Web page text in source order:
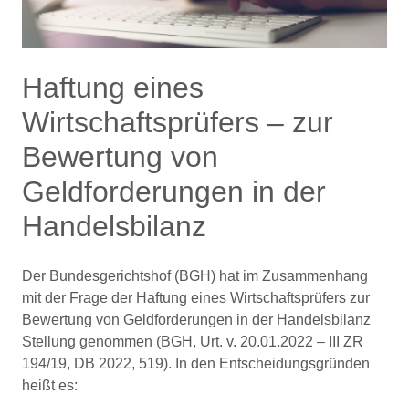
Haftung eines
Wirtschaftsprüfers – zur
Bewertung von
Geldforderungen in der
Handelsbilanz
Der Bundesgerichtshof (BGH) hat im Zusammenhang
mit der Frage der Haftung eines Wirtschaftsprüfers zur
Bewertung von Geldforderungen in der Handelsbilanz
Stellung genommen (BGH, Urt. v. 20.01.2022 – III ZR
194/19, DB 2022, 519). In den Entscheidungsgründen
heißt es: